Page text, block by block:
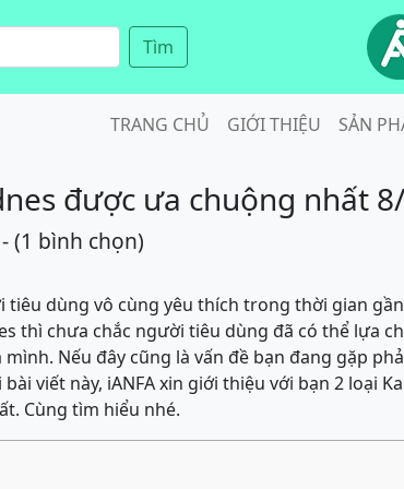
Tìm
TRANG CHỦ GIỚI THIỆU SẢN
được ưa chuộng nhất
(1 bình chọn)
tiêu dùng vô cùng yêu thích trong thời gian gần
thì chưa chắc người tiêu dùng đã có thể lựa
Nếu đây cũng là vấn đề bạn đang gặp
viết này, iANFA xin giới thiệu với bạn 2 loại
Cùng tìm hiểu nhé.